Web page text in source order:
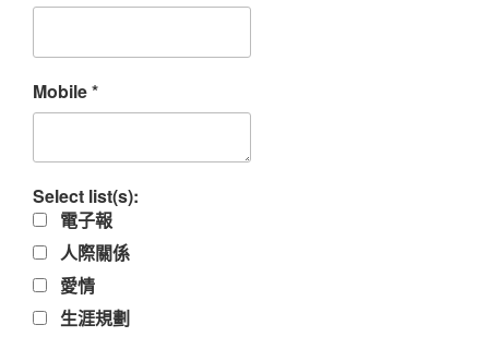
Mobile*
Select list(s):
電子報
人際關係
愛情
生涯規劃